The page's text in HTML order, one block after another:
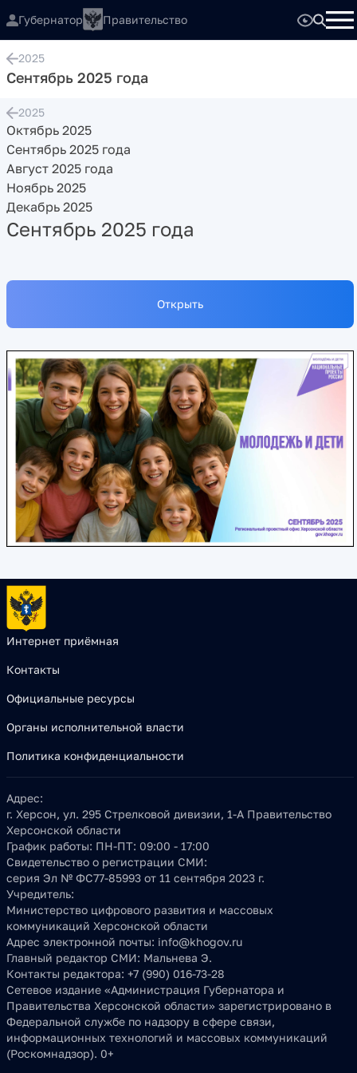
Губернатор Правительство
2025
Сентябрь 2025 года
2025
Октябрь 2025
Сентябрь 2025 года
Август 2025 года
Ноябрь 2025
Декабрь 2025
Сентябрь 2025 года
Открыть
Интернет приёмная
Контакты
Официальные ресурсы
Органы исполнительной власти
Политика конфиденциальности
Адрес:
г. Херсон, ул. 295 Стрелковой дивизии, 1-А Правительство
Херсонской области
График работы: ПН-ПТ: 09:00 - 17:00
Свидетельство о регистрации СМИ:
серия Эл № ФС77-85993 от 11 сентября 2023 г.
Учредитель:
Министерство цифрового развития и массовых
коммуникаций Херсонской области
Адрес электронной почты: info@khogov.ru
Главный редактор СМИ: Мальнева Э.
Контакты редактора: +7 (990) 016-73-28
Сетевое издание «Администрация Губернатора и
Правительства Херсонской области» зарегистрировано в
Федеральной службе по надзору в сфере связи,
информационных технологий и массовых коммуникаций
(Роскомнадзор). 0+